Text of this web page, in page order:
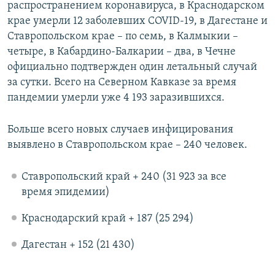
распространением коронавируса, в Краснодарском
крае умерли 12 заболевших COVID-19, в Дагестане и
Ставропольском крае – по семь, в Калмыкии –
четыре, в Кабардино-Балкарии – два, в Чечне
официально подтвержден один летальный случай
за сутки. Всего на Северном Кавказе за время
пандемии умерли уже 4 193 заразившихся.
Больше всего новых случаев инфицирования
выявлено в Ставропольском крае – 240 человек.
Ставропольский край + 240 (31 923 за все
время эпидемии)
Краснодарский край + 187 (25 294)
Дагестан + 152 (21 430)